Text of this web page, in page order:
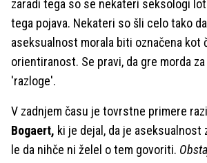
zaradi tega so se nekateri seksologi
tega pojava. Nekateri so šli celo tako
aseksualnost morala biti označena kot
orientiranost. Se pravi, da gre morda
'razloge'.
V zadnjem času je tovrstne primere
Bogaert, ki je dejal, da je aseksualnost
le da nihče ni želel o tem govoriti.